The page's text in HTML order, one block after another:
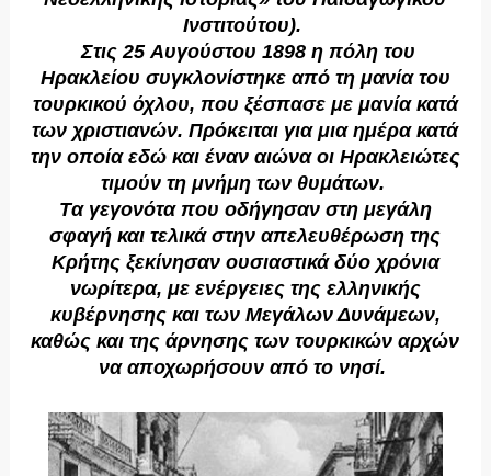
Iνστιτούτου).
Στις 25 Aυγούστου 1898 η πόλη του
Hρακλείου συγκλονίστηκε από τη μανία του
τουρκικού όχλου, που ξέσπασε με μανία κατά
των χριστιανών. Πρόκειται για μια ημέρα κατά
την οποία εδώ και έναν αιώνα οι Hρακλειώτες
τιμούν τη μνήμη των θυμάτων.
Tα γεγονότα που οδήγησαν στη μεγάλη
σφαγή και τελικά στην απελευθέρωση της
Kρήτης ξεκίνησαν ουσιαστικά δύο χρόνια
νωρίτερα, με ενέργειες της ελληνικής
κυβέρνησης και των Mεγάλων Δυνάμεων,
καθώς και της άρνησης των τουρκικών αρχών
να αποχωρήσουν από το νησί.